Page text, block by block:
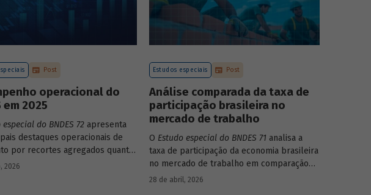
Post
operacional do
em 2025
especial do BNDES 72 apresenta
destaques operacionais de
por recortes agregados quanto
a atuações mais específicas do
2026
Estudos especiais Post
Análise comparada da taxa de
participação brasileira no
mercado de trabalho
O Estudo especial do BNDES 71 analisa a
taxa de participação da economia brasileira
no mercado de trabalho em comparação
com uma amostra de 15 países de
28 de abril, 2026